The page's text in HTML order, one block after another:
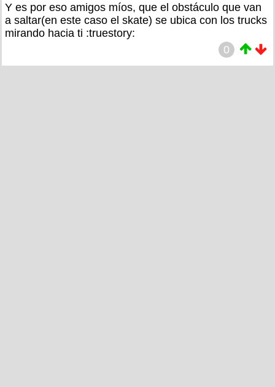
Y es por eso amigos míos, que el obstáculo que van
a saltar(en este caso el skate) se ubica con los trucks
mirando hacia ti :truestory:
0